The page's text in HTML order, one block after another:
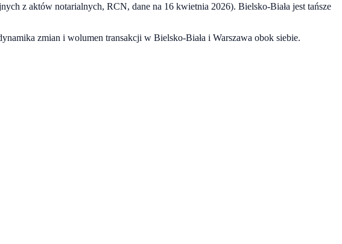
z aktów notarialnych, RCN, dane na 16 kwietnia 2026). Bielsko-Biała jest tańsze
zmian i wolumen transakcji w Bielsko-Biała i Warszawa obok siebie.